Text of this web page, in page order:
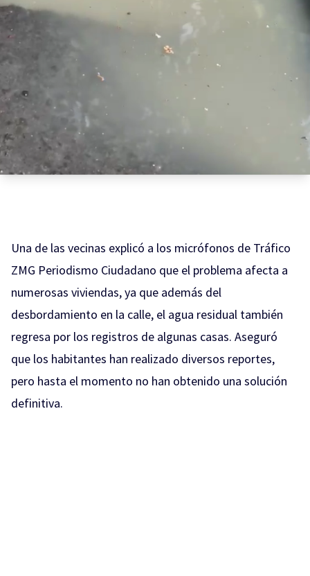
Una de las vecinas explicó a los micrófonos de Tráfico
ZMG Periodismo Ciudadano que el problema afecta a
numerosas viviendas, ya que además del
desbordamiento en la calle, el agua residual también
regresa por los registros de algunas casas. Aseguró
que los habitantes han realizado diversos reportes,
pero hasta el momento no han obtenido una solución
definitiva.